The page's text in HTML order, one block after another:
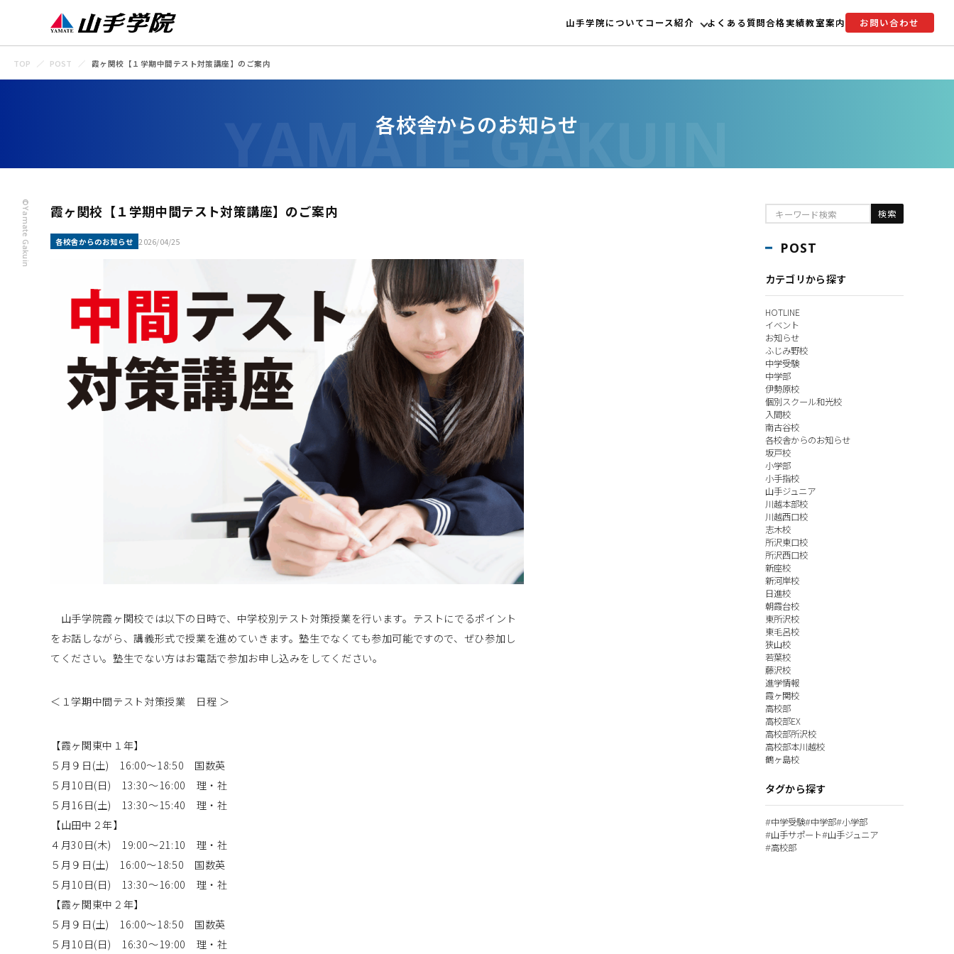
山手学院についてコース紹介 よくある質問合格実績教室案内 お問い合わせ
©Yamate Gakuin
TOP POST 霞ヶ関校【１学期中間テスト対策講座】のご案内
各校舎からのお知らせ
霞ヶ関校【１学期中間テスト対策講座】のご案内
各校舎からのお知らせ 2026/04/25
山手学院霞ヶ関校では以下の日時で、中学校別テスト対策授業を行います。テストにでるポイント
をお話しながら、講義形式で授業を進めていきます。塾生でなくても参加可能ですので、ぜひ参加し
てください。塾生でない方はお電話で参加お申し込みをしてください。
＜１学期中間テスト対策授業 日程 ＞
【霞ヶ関東中１年】
５月９日(土) 16:00～18:50 国数英
５月10日(日) 13:30～16:00 理・社
５月16日(土) 13:30～15:40 理・社
【山田中２年】
４月30日(木) 19:00～21:10 理・社
５月９日(土) 16:00～18:50 国数英
５月10日(日) 13:30～16:00 理・社
【霞ヶ関東中２年】
５月９日(土) 16:00～18:50 国数英
５月10日(日) 16:30～19:00 理・社
POST
カテゴリから探す
HOTLINE
イベント
お知らせ
ふじみ野校
中学受験
中学部
伊勢原校
個別スクール和光校
入間校
南古谷校
各校舎からのお知らせ
坂戸校
小学部
小手指校
山手ジュニア
川越本部校
川越西口校
志木校
所沢東口校
所沢西口校
新座校
新河岸校
日進校
朝霞台校
東所沢校
東毛呂校
狭山校
若葉校
藤沢校
進学情報
霞ヶ関校
高校部
高校部EX
高校部所沢校
高校部本川越校
鶴ヶ島校
タグから探す
#中学受験#中学部#小学部
#山手サポート#山手ジュニア
#高校部